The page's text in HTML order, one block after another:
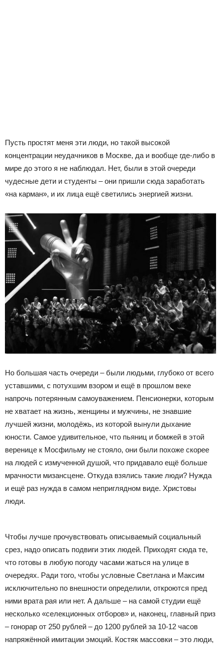
Пусть простят меня эти люди, но такой высокой
концентрации неудачников в Москве, да и вообще где-либо в
мире до этого я не наблюдал. Нет, были в этой очереди
чудесные дети и студенты – они пришли сюда заработать
«на карман», и их лица ещё светились энергией жизни.
Но большая часть очереди – были людьми, глубоко от всего
уставшими, с потухшим взором и ещё в прошлом веке
напрочь потерянным самоуважением. Пенсионерки, которым
не хватает на жизнь, женщины и мужчины, не знавшие
лучшей жизни, молодёжь, из которой вынули дыхание
юности. Самое удивительное, что пьяниц и бомжей в этой
веренице к Мосфильму не стояло, они были похоже скорее
на людей с измученной душой, что придавало ещё больше
мрачности мизансцене. Откуда взялись такие люди? Нужда
и ещё раз нужда в самом неприглядном виде. Христовы
люди.
Чтобы лучше прочувствовать описываемый социальный
срез, надо описать подвиги этих людей. Приходят сюда те,
что готовы в любую погоду часами жаться на улице в
очередях. Ради того, чтобы условные Светлана и Максим
исключительно по внешности определили, откроются пред
ними врата рая или нет. А дальше – на самой студии ещё
несколько «селекционных отборов» и, наконец, главный приз
– гонорар от 250 рублей – до 1200 рублей за 10-12 часов
напряжённой имитации эмоций. Костяк массовки – это люди,